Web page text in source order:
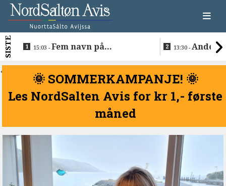
SISTE 15:03 -Fem navn på
i Sametinget
13:30 -Anders
Lakså
<
🌞 SOMMERKAMPANJE! 🌞
Les NordSalten Avis for kr 1,- første
måned